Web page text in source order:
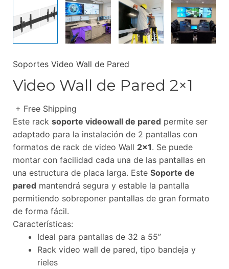
Soportes Video Wall de Pared
Video Wall de Pared 2×1
+ Free Shipping
Este rack soporte videowall de pared permite ser
adaptado para la instalación de 2 pantallas con
formatos de rack de video Wall 2×1. Se puede
montar con facilidad cada una de las pantallas en
una estructura de placa larga. Este Soporte de
pared mantendrá segura y estable la pantalla
permitiendo sobreponer pantallas de gran formato
de forma fácil.
Características:
Ideal para pantallas de 32 a 55”
Rack video wall de pared, tipo bandeja y
rieles